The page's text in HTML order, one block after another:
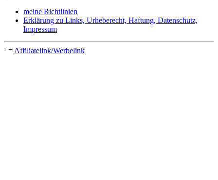
meine Richtlinien
Erklärung zu Links, Urheberecht, Haftung, Datenschutz,
Impressum
¹ = Affiliatelink/Werbelink